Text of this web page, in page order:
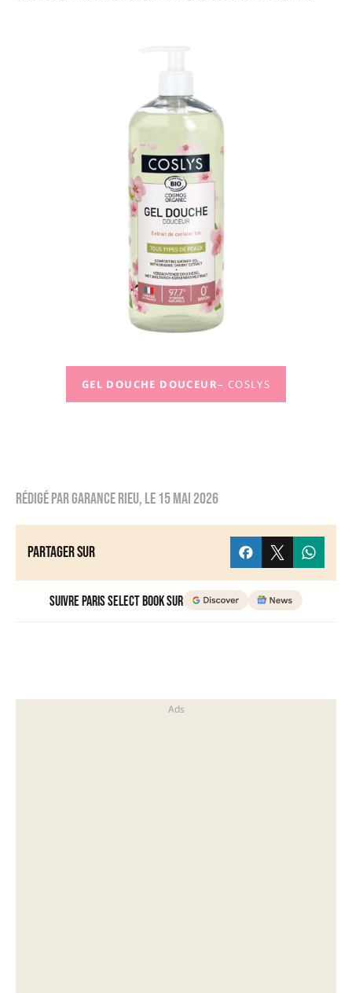
GEL DOUCHE DOUCEUR– COSLYS
Rédigé parGarance Rieu, le15 mai 2026
Partager sur
Suivre Paris Select Book sur